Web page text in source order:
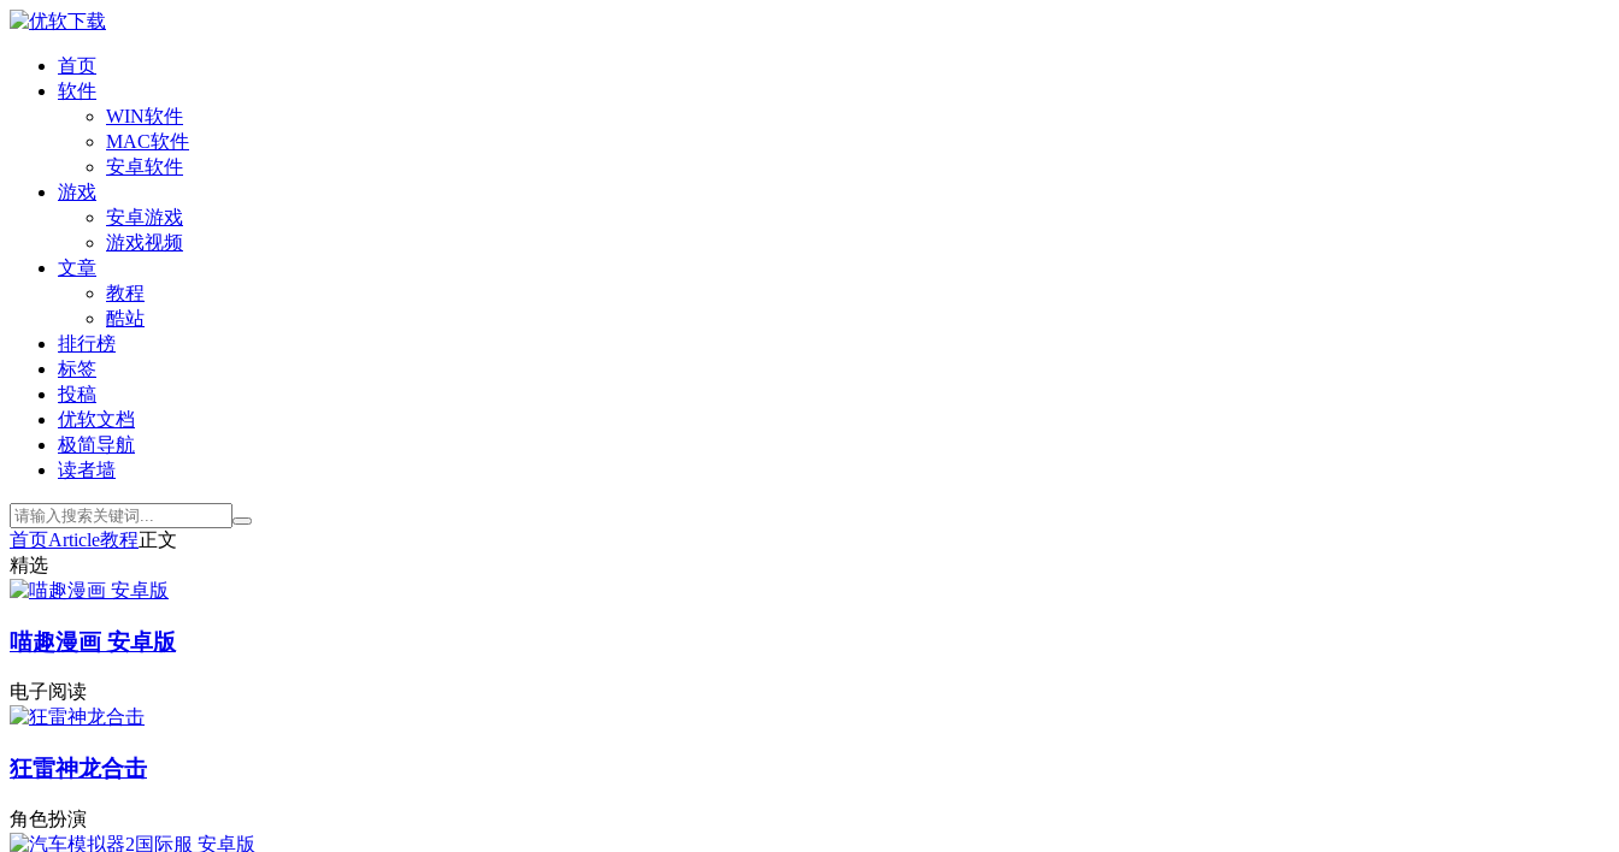
首页
软件
WIN软件
MAC软件
安卓软件
游戏
安卓游戏
游戏视频
文章
教程
酷站
排行榜
标签
投稿
优软文档
极简导航
读者墙
首页Article教程正文
精选
喵趣漫画 安卓版
电子阅读
狂雷神龙合击
角色扮演